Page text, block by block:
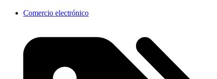
Comercio electrónico